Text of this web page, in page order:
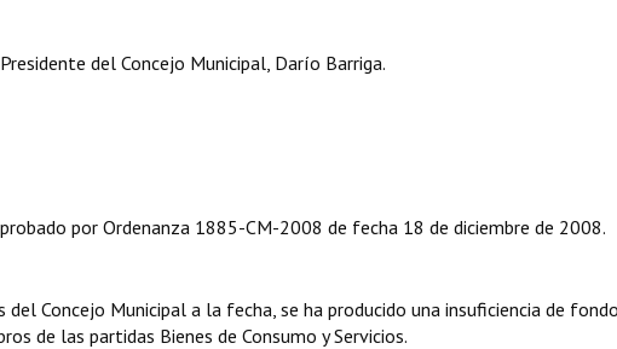
del Concejo Municipal, Darío Barriga.
por Ordenanza 1885-CM-2008 de fecha 18 de diciembre de 2008.
Concejo Municipal a la fecha, se ha producido una insuficiencia de
de las partidas Bienes de Consumo y Servicios.